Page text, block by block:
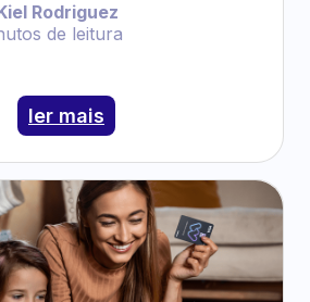
Rodriguez
de leitura
ler mais